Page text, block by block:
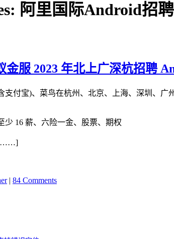
阿里国际Android招聘
金服 2023 年北上广深杭招聘
支付宝)、菜鸟在杭州、北京、上海、深圳、
少 16 薪、六险一金、股票、期权
[……]
| 84 Comments